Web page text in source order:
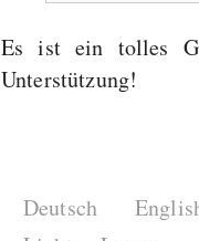
Es ist ein tolles
Unterstützung!
Deutsch